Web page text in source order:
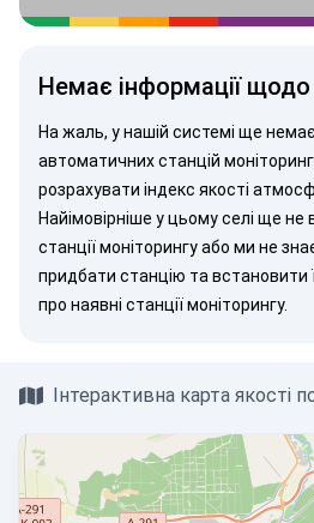
Немає інформації щодо
На жаль, у нашій системі ще немає
автоматичних станцій
розрахувати індекс якості
Найімовірніше у цьому селі ще
станції моніторингу або ми не
придбати станцію та встановити
про наявні станції моніторингу.
Інтерактивна карта якості